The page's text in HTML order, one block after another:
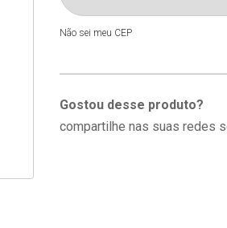
Não sei meu CEP
Gostou desse produto?
compartilhe nas suas redes